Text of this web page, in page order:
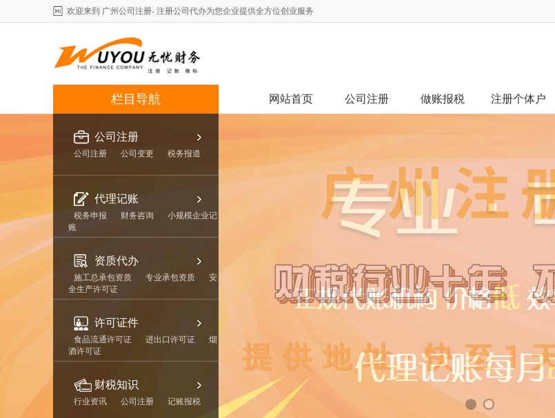
欢迎来到 广州公司注册- 注册公司代办为您企业提供全方位创业服务
栏目导航 网站首页 公司注册 做账报税 注册个体户
公司注册
公司注册 公司变更 税务报道
代理记账
税务申报 财务咨询
小规模企业记
账
资质代办
施工总承包资质 专业承包资质
安
全生产许可证
许可证件
食品流通许可证 进出口许可证
烟
酒许可证
财税知识
行业资讯 公司注册 记账报税